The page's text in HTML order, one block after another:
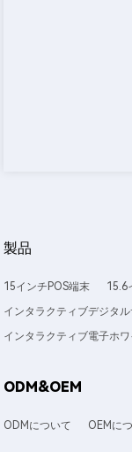
製品
15インチPOS端末 15.6
インタラクティブデジタ
インタラクティブ電子ホ
ODM&OEM
ODMについて OEMに